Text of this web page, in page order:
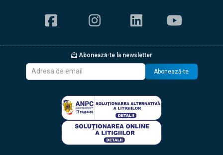
Abonează-te la newsletter
Abonează-te